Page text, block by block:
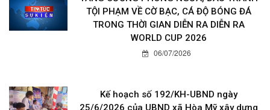
TỘI PHẠM VỀ CỜ BẠC, CÁ ĐỘ BÓNG ĐÁ
TRONG THỜI GIAN DIỄN RA DIỄN RA
WORLD CUP 2026
06/07/2026
Kế hoạch số 192/KH-UBND ngày
25/6/2026 của UBND xã Hòa Mỹ xây dựng